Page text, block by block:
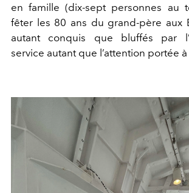
en famille (dix-sept personnes au
fêter les 80 ans du grand-père aux
autant conquis que bluffés par
service autant que l’attention portée